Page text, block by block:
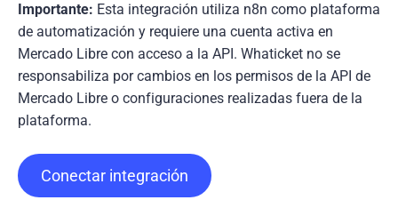
Importante: Esta integración utiliza n8n como plataforma
de automatización y requiere una cuenta activa en
Mercado Libre con acceso a la API. Whaticket no se
responsabiliza por cambios en los permisos de la API de
Mercado Libre o configuraciones realizadas fuera de la
plataforma.
Conectar integración